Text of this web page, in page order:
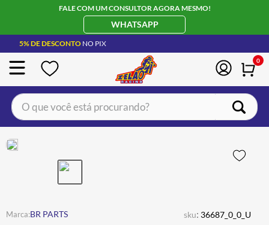
FALE COM UM CONSULTOR AGORA MESMO!
WHATSAPP
5% DE DESCONTO NO PIX
0
O que você está procurando?
BR PARTS sku: 36687_0_0_U
BOTA
4º ÓCULOS SOLAR